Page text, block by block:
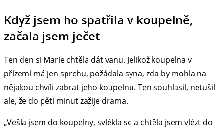
Když jsem ho spatřila v koupelně,
začala jsem ječet
Ten den si Marie chtěla dát vanu. Jelikož koupelna v
přízemí má jen sprchu, požádala syna, zda by mohla na
nějakou chvíli zabrat jeho koupelnu. Ten souhlasil, netušil
ale, že do pěti minut zažije drama.
„Vešla jsem do koupelny, svlékla se a chtěla jsem vlézt do